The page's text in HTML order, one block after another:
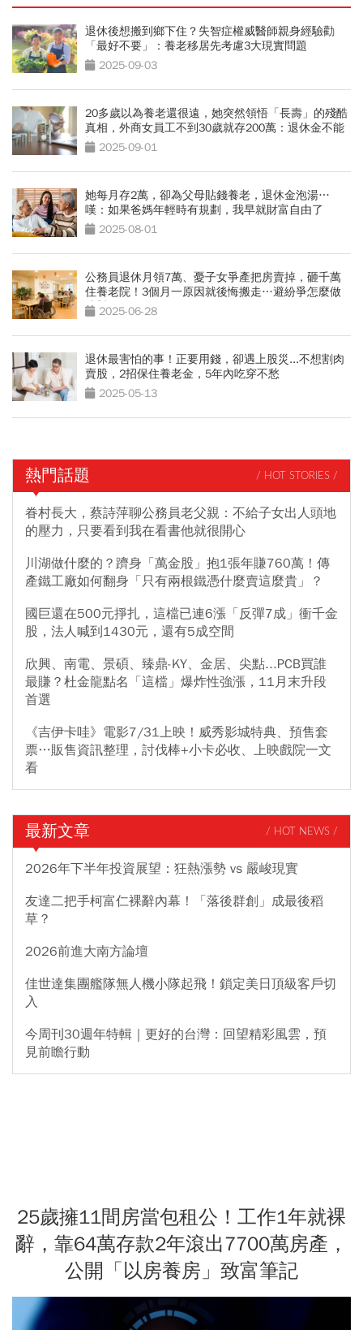
退休後想搬到鄉下住？失智症權威醫師親身經驗勸
「最好不要」：養老移居先考慮3大現實問題
2025-09-03
20多歲以為養老還很遠，她突然領悟「長壽」的殘酷
真相，外商女員工不到30歲就存200萬：退休金不能
拖 2025-09-01
她每月存2萬，卻為父母貼錢養老，退休金泡湯…
嘆：如果爸媽年輕時有規劃，我早就財富自由了
2025-08-01
公務員退休月領7萬、憂子女爭產把房賣掉，砸千萬
住養老院！3個月一原因就後悔搬走…避紛爭怎麼做
才對2025-06-28
退休最害怕的事！正要用錢，卻遇上股災...不想割肉
賣股，2招保住養老金，5年內吃穿不愁
2025-05-13
熱門話題 / HOT STORIES /
眷村長大，蔡詩萍聊公務員老父親：不給子女出人頭地
的壓力，只要看到我在看書他就很開心
川湖做什麼的？躋身「萬金股」抱1張年賺760萬！傳
產鐵工廠如何翻身「只有兩根鐵憑什麼賣這麼貴」？
國巨還在500元掙扎，這檔已連6漲「反彈7成」衝千金
股，法人喊到1430元，還有5成空間
欣興、南電、景碩、臻鼎-KY、金居、尖點...PCB買誰
最賺？杜金龍點名「這檔」爆炸性強漲，11月末升段
首選
《吉伊卡哇》電影7/31上映！威秀影城特典、預售套
票…販售資訊整理，討伐棒+小卡必收、上映戲院一文
看
最新文章 / HOT NEWS /
2026年下半年投資展望：狂熱漲勢 vs 嚴峻現實
友達二把手柯富仁裸辭內幕！「落後群創」成最後稻
草？
2026前進大南方論壇
佳世達集團艦隊無人機小隊起飛！鎖定美日頂級客戶切
入
今周刊30週年特輯｜更好的台灣：回望精彩風雲，預
見前瞻行動
25歲擁11間房當包租公！工作1年就裸
辭，靠64萬存款2年滾出7700萬房產，
公開「以房養房」致富筆記